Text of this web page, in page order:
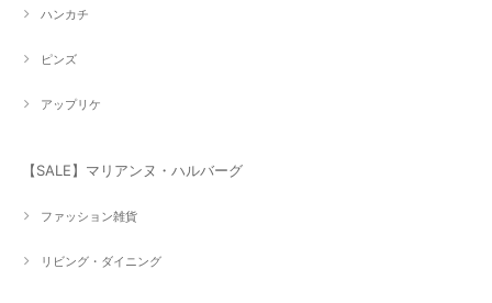
ハンカチ
ピンズ
アップリケ
【SALE】マリアンヌ・ハルバーグ
ファッション雑貨
リビング・ダイニング